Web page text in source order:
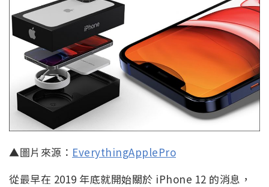
▲圖片來源： EverythingApplePro
從最早在 2019 年底就開始關於 iPhone 12 的消息，